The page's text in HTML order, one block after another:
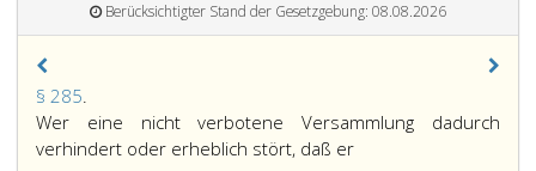
Berücksichtigter Stand der Gesetzgebung: 08.08.2026
§ 285.
285,
Wer eine nicht verbotene Versammlung dadurch
verhindert oder erheblich stört, daß er